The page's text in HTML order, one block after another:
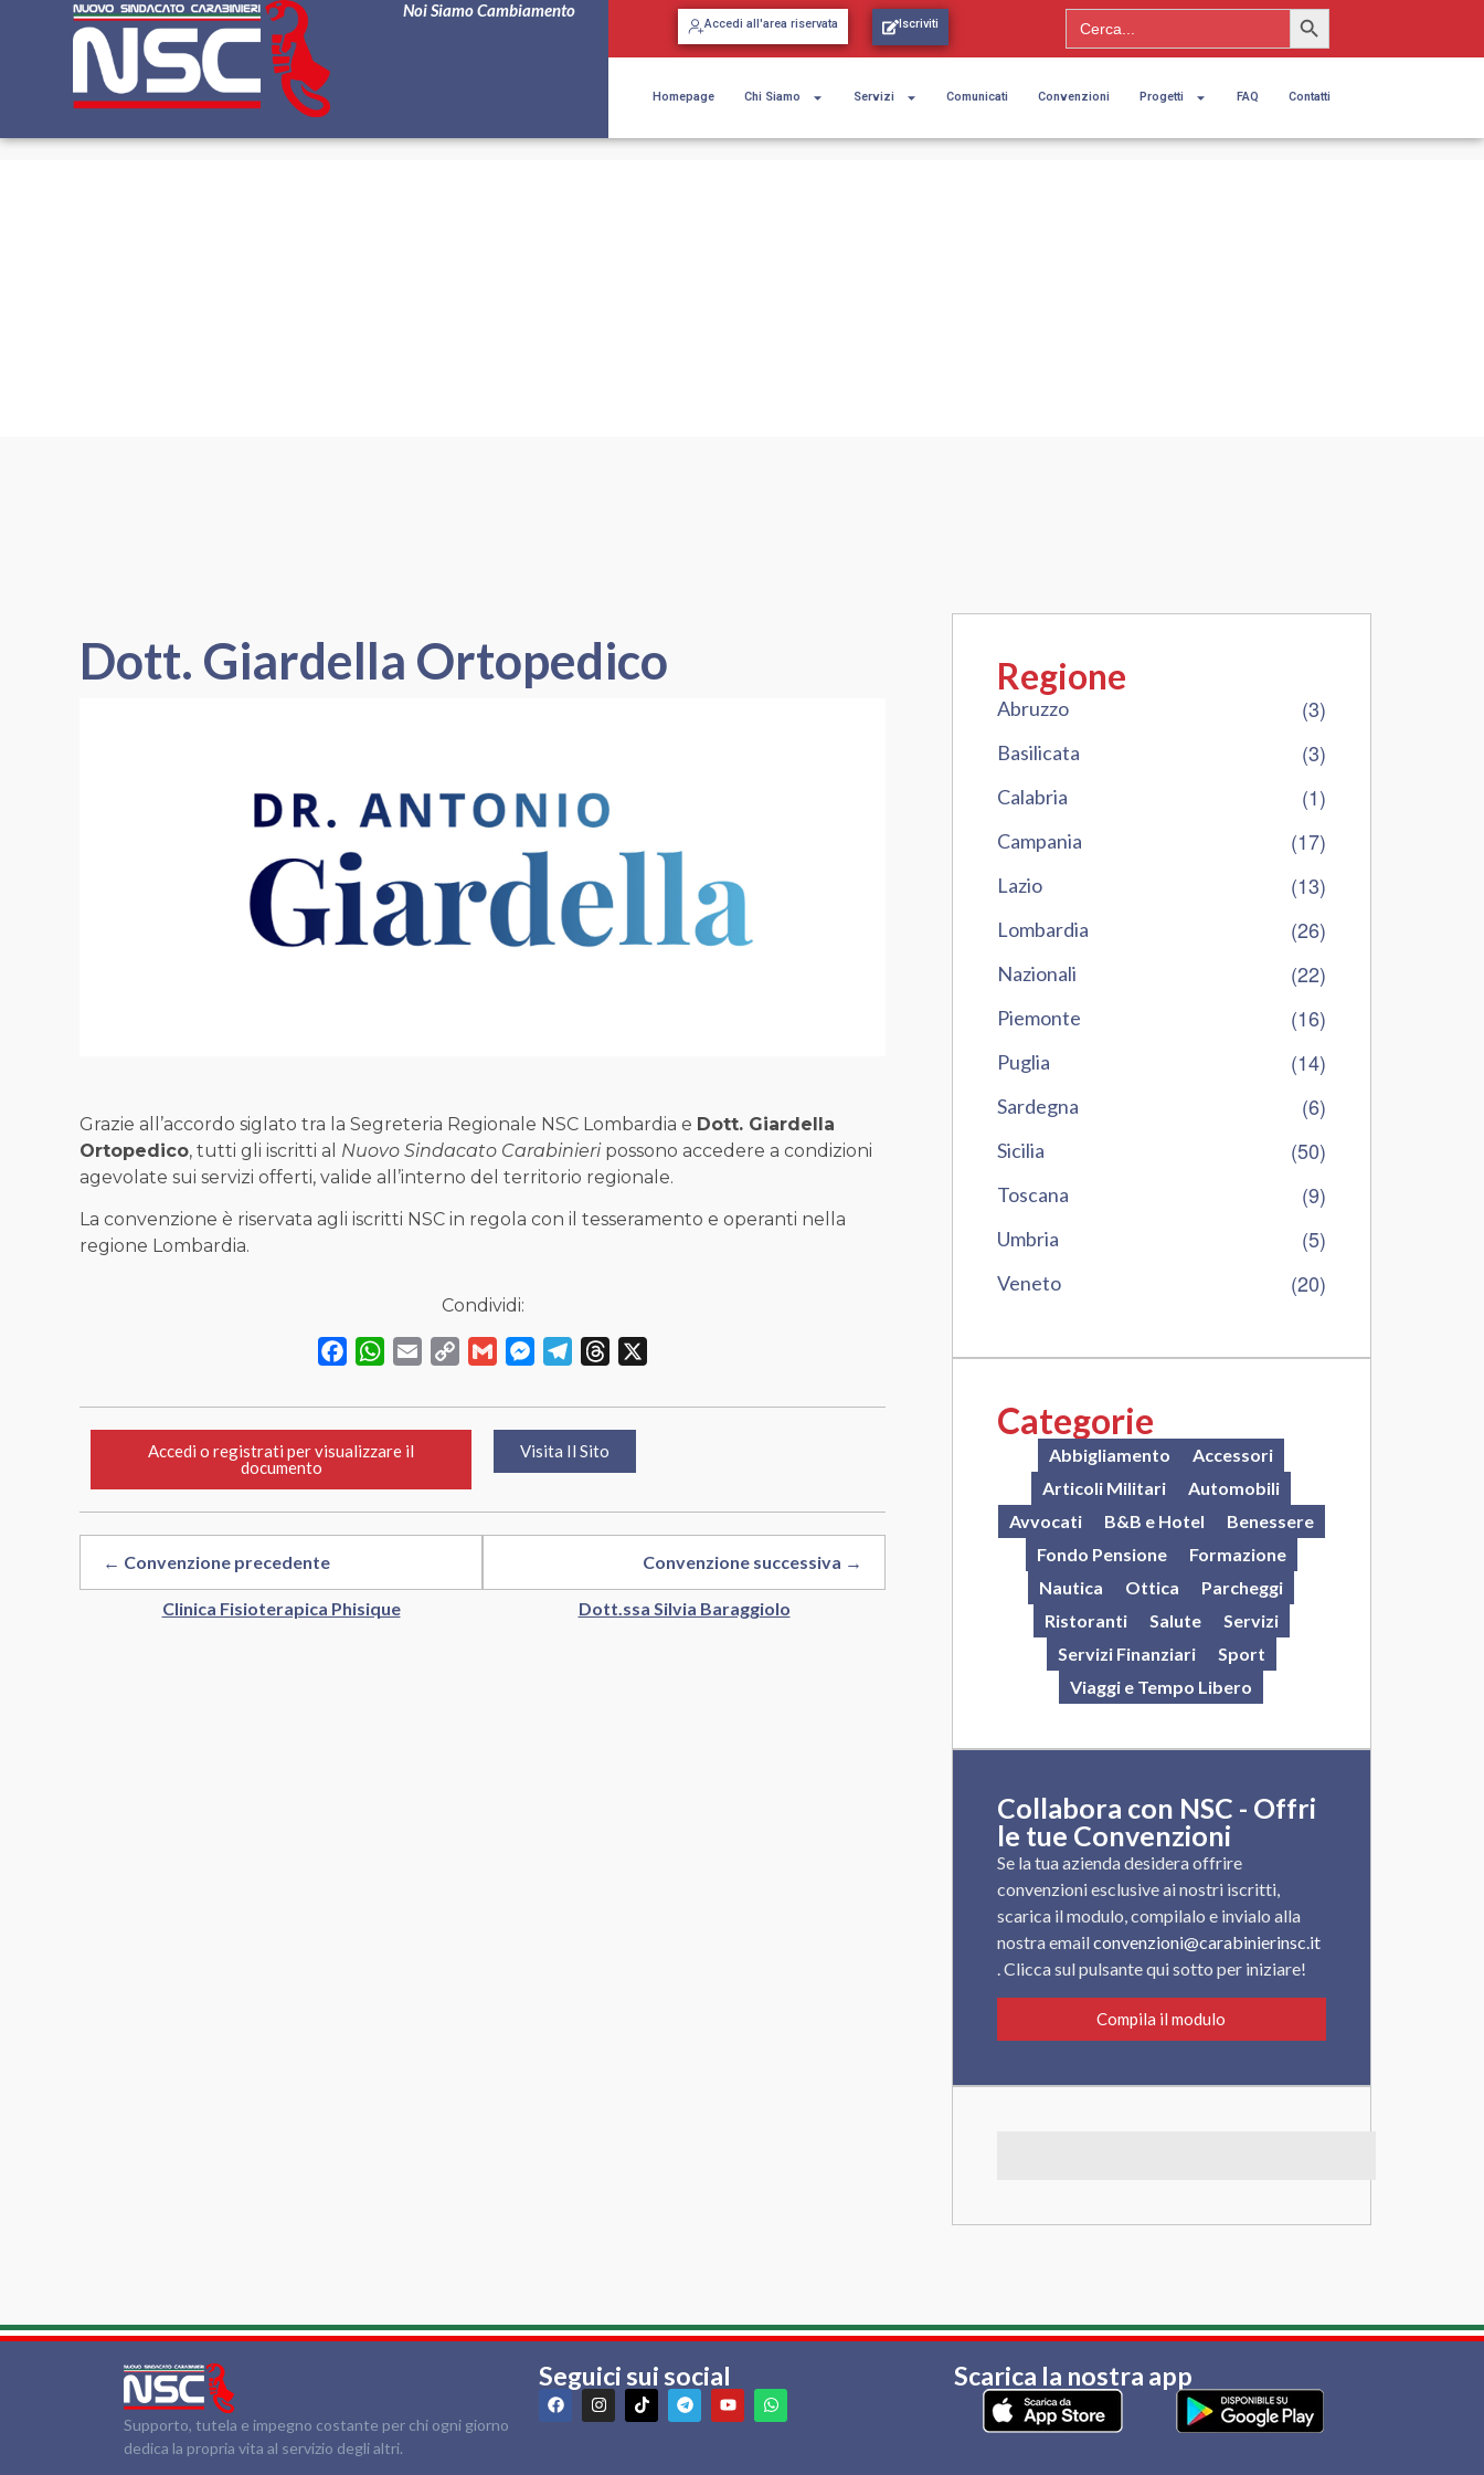
Noi Siamo Cambiamento
Accedi all'area riservata Iscriviti Search
for:
Search Button
Homepage Chi Siamo Servizi Comunicati Convenzioni Progetti FAQ Contatti
Dott. Giardella Ortopedico
Grazie all’accordo siglato tra la Segreteria Regionale NSC Lombardia e Dott. Giardella
Ortopedico, tutti gli iscritti al Nuovo Sindacato Carabinieripossono accedere a condizioni
agevolate sui servizi offerti, valide all’interno del territorio regionale.
La convenzione è riservata agli iscritti NSC in regola con il tesseramento e operanti nella
regione Lombardia.
Condividi:
FacebookWhatsApp
Email
Copy
Gmail MessengerTelegramThreads
Accedi o registrati per visualizzare il
documento
Visita Il Sito
← Convenzione precedente
Clinica Fisioterapica Phisique
Convenzione successiva →
Dott.ssa Silvia Baraggiolo
Regione
Abruzzo (3)
Basilicata (3)
Calabria (1)
Campania (17)
Lazio (13)
Lombardia (26)
Nazionali (22)
Piemonte (16)
Puglia (14)
Sardegna (6)
Sicilia (50)
Toscana (9)
Umbria (5)
Veneto (20)
Categorie
Abbigliamento
Accessori
Articoli Militari
Automobili
Avvocati
B&B e Hotel
Benessere
Fondo Pensione
Formazione
Nautica
Ottica
Parcheggi
Ristoranti
Salute
Servizi
Servizi Finanziari
Sport
Viaggi e Tempo Libero
Collabora con NSC - Offri
le tue Convenzioni
Se la tua azienda desidera offrire
convenzioni esclusive ai nostri iscritti,
scarica il modulo, compilalo e invialo alla
nostra emailconvenzioni@carabinierinsc.it
. Clicca sul pulsante qui sotto per iniziare!
Compila il modulo
Supporto, tutela e impegno costante per chi ogni giorno
dedica la propria vita al servizio degli altri.
Seguici sui social Scarica la nostra app